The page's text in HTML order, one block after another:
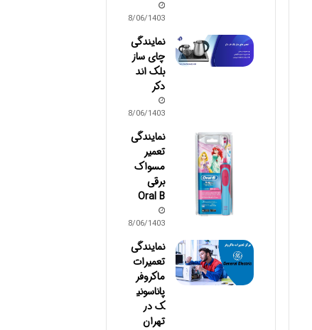
28/06/1403
نمایندگی
چای ساز
بلک اند
دکر
28/06/1403
نمایندگی
تعمیر
مسواک
برقی
Oral B
28/06/1403
نمایندگی
تعمیرات
ماکروفر
پاناسونی
ک در
تهران